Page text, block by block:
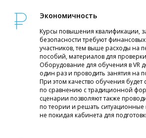
Экономичность
Курсы повышения квалификации,
безопасности требуют
участников, тем выше расходы на
пособий, материалов для
Оборудование для обучения в VR
один раз и проводить занятия на
При этом качество обучения
по сравнению с традиционной
сценарии позволяют также
по теории и решать ситуационные
не покидая кабинета для